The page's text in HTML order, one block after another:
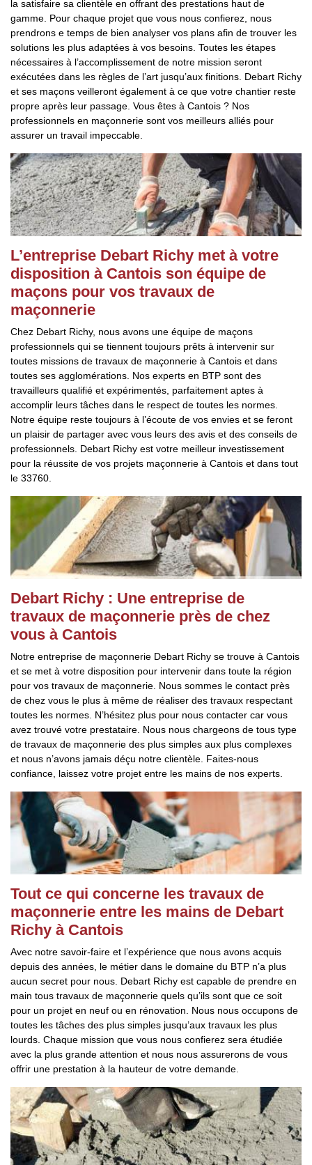
la satisfaire sa clientèle en offrant des prestations haut de
gamme. Pour chaque projet que vous nous confierez, nous
prendrons e temps de bien analyser vos plans afin de trouver les
solutions les plus adaptées à vos besoins. Toutes les étapes
nécessaires à l’accomplissement de notre mission seront
exécutées dans les règles de l’art jusqu’aux finitions. Debart Richy
et ses maçons veilleront également à ce que votre chantier reste
propre après leur passage. Vous êtes à Cantois ? Nos
professionnels en maçonnerie sont vos meilleurs alliés pour
assurer un travail impeccable.
L’entreprise Debart Richy met à votre
disposition à Cantois son équipe de
maçons pour vos travaux de
maçonnerie
Chez Debart Richy, nous avons une équipe de maçons
professionnels qui se tiennent toujours prêts à intervenir sur
toutes missions de travaux de maçonnerie à Cantois et dans
toutes ses agglomérations. Nos experts en BTP sont des
travailleurs qualifié et expérimentés, parfaitement aptes à
accomplir leurs tâches dans le respect de toutes les normes.
Notre équipe reste toujours à l’écoute de vos envies et se feront
un plaisir de partager avec vous leurs des avis et des conseils de
professionnels. Debart Richy est votre meilleur investissement
pour la réussite de vos projets maçonnerie à Cantois et dans tout
le 33760.
Debart Richy : Une entreprise de
travaux de maçonnerie près de chez
vous à Cantois
Notre entreprise de maçonnerie Debart Richy se trouve à Cantois
et se met à votre disposition pour intervenir dans toute la région
pour vos travaux de maçonnerie. Nous sommes le contact près
de chez vous le plus à même de réaliser des travaux respectant
toutes les normes. N’hésitez plus pour nous contacter car vous
avez trouvé votre prestataire. Nous nous chargeons de tous type
de travaux de maçonnerie des plus simples aux plus complexes
et nous n’avons jamais déçu notre clientèle. Faites-nous
confiance, laissez votre projet entre les mains de nos experts.
Tout ce qui concerne les travaux de
maçonnerie entre les mains de Debart
Richy à Cantois
Avec notre savoir-faire et l’expérience que nous avons acquis
depuis des années, le métier dans le domaine du BTP n’a plus
aucun secret pour nous. Debart Richy est capable de prendre en
main tous travaux de maçonnerie quels qu’ils sont que ce soit
pour un projet en neuf ou en rénovation. Nous nous occupons de
toutes les tâches des plus simples jusqu’aux travaux les plus
lourds. Chaque mission que vous nous confierez sera étudiée
avec la plus grande attention et nous nous assurerons de vous
offrir une prestation à la hauteur de votre demande.